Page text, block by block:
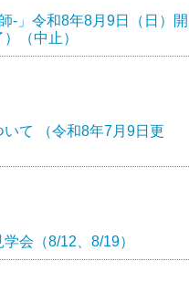
-」令和8年8月9日（日）開
（中止）
て （令和8年7月9日更
会（8/12、8/19）